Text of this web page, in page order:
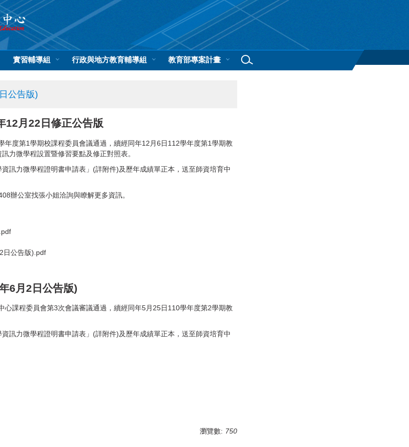
實習輔導組 行政與地方教育輔導組 教育部專案計畫
公告版)
12月22日修正公告版
度第1學期校課程委員會議通過，續經同年12月6日112學年度第1學期教
力微學程設置暨修習要點及修正對照表。
訊力微學程證明書申請表」(詳附件)及歷年成績單正本，送至師資培育中
辦公室找張小姐洽詢與瞭解更多資訊。
日公告版).pdf
6月2日公告版)
課程委員會第3次會議審議通過，續經同年5月25日110學年度第2學期教
訊力微學程證明書申請表」(詳附件)及歷年成績單正本，送至師資培育中
瀏覽數: 750